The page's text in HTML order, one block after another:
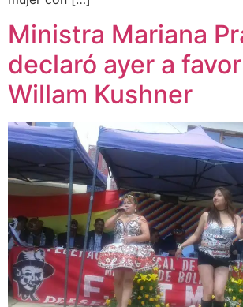
Ministra Mariana
declaró ayer a
Willam Kushner